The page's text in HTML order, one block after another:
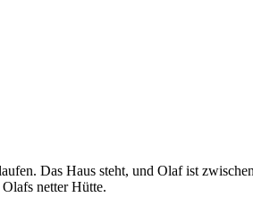
Das Haus steht, und Olaf ist
netter Hütte.